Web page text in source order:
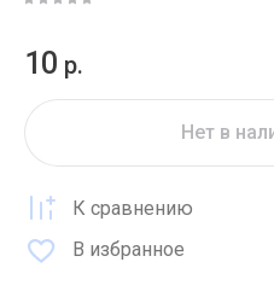
10 р.
Нет в
К сравнению
В избранное